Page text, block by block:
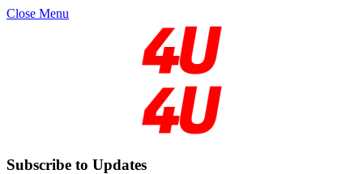
Close Menu
Subscribe to Updates